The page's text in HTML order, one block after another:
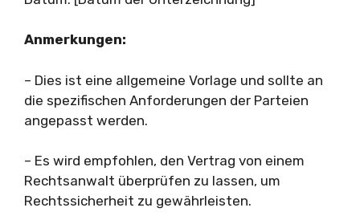
Anmerkungen:
– Dies ist eine allgemeine Vorlage und sollte an
die spezifischen Anforderungen der Parteien
angepasst werden.
– Es wird empfohlen, den Vertrag von einem
Rechtsanwalt überprüfen zu lassen, um
Rechtssicherheit zu gewährleisten.